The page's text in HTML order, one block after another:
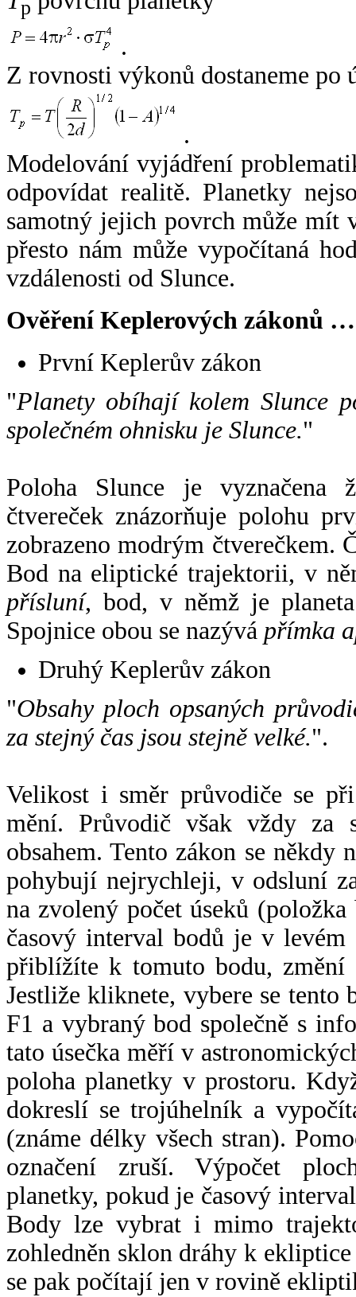
p
.
Z rovnosti výkonů dostaneme po
.
Modelování vyjádření
odpovídat realitě. Planetky
samotný jejich povrch může mít
přesto nám může vypočítaná
vzdálenosti od Slunce.
Ověření Keplerových zákonů …
První Keplerův zákon
"Planety obíhají kolem Slunce
společném ohnisku je Slunce."
Poloha Slunce je vyznačena
čtvereček znázorňuje polohu
zobrazeno modrým čtverečkem.
Bod na eliptické trajektorii, v
přísluní, bod, v němž je
Spojnice obou se nazývá přímka
Druhý Keplerův zákon
"Obsahy ploch opsaných
za stejný čas jsou stejně velké.".
Velikost i směr průvodiče se
mění. Průvodič však vždy za
obsahem. Tento zákon se někdy
pohybují nejrychleji, v odsluní
na zvolený počet úseků
časový interval bodů je v
přiblížíte k tomuto bodu,
Jestliže kliknete, vybere se tento
F1 a vybraný bod společně s
tato úsečka měří v
poloha planetky v prostoru.
dokreslí se trojúhelník a
(známe délky všech stran).
označení zruší. Výpočet
planetky, pokud je časový
Body lze vybrat i mimo
zohledněn sklon dráhy k
se pak počítají jen v rovině